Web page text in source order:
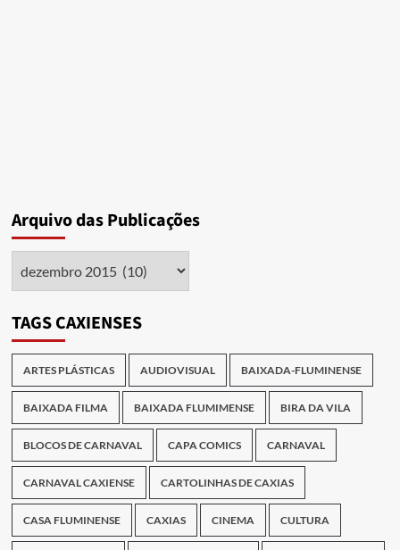
Arquivo das Publicações
TAGS CAXIENSES
ARTES PLÁSTICAS AUDIOVISUAL BAIXADA-FLUMINENSE
BAIXADA FILMA BAIXADA FLUMIMENSE BIRA DA VILA
BLOCOS DE CARNAVAL CAPA COMICS CARNAVAL
CARNAVAL CAXIENSE CARTOLINHAS DE CAXIAS
CASA FLUMINENSE CAXIAS CINEMA CULTURA